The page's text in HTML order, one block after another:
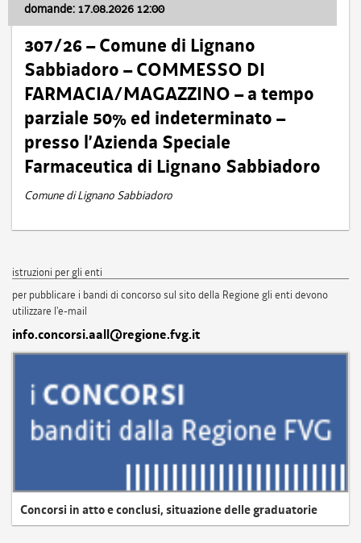
domande: 17.08.2026 12:00
307/26 – Comune di Lignano
Sabbiadoro – COMMESSO DI
FARMACIA/MAGAZZINO – a tempo
parziale 50% ed indeterminato –
presso l’Azienda Speciale
Farmaceutica di Lignano Sabbiadoro
Comune di Lignano Sabbiadoro
istruzioni per gli enti
per pubblicare i bandi di concorso sul sito della Regione gli enti devono
utilizzare l'e-mail
info.concorsi.aall@regione.fvg.it
Concorsi in atto e conclusi, situazione delle graduatorie